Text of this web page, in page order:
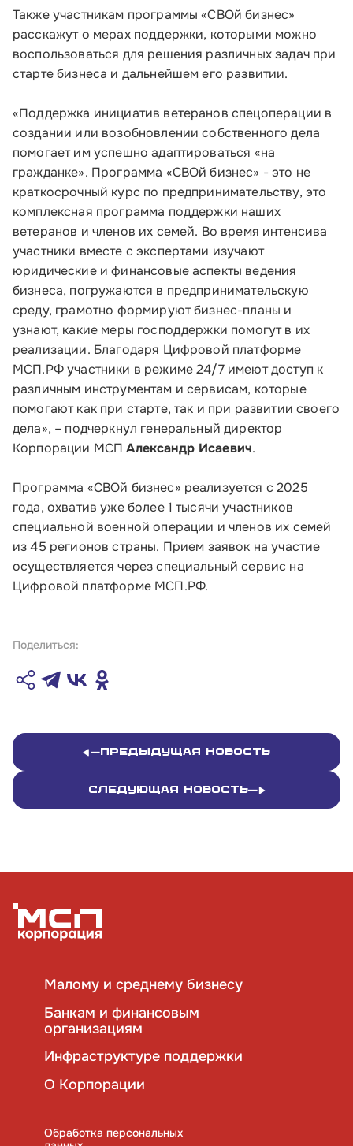
Время работы:
по будням с 10:00 до 19:00
Почтовый адрес:
стр.1
Обратиться в Корпорацию
Также участникам программы «СВОй бизнес»
расскажут о мерах поддержки, которыми можно
воспользоваться для решения различных задач при
старте бизнеса и дальнейшем его развитии.
«Поддержка инициатив ветеранов спецоперации в
создании или возобновлении собственного дела
помогает им успешно адаптироваться «на
гражданке». Программа «СВОй бизнес» - это не
краткосрочный курс по предпринимательству, это
комплексная программа поддержки наших
ветеранов и членов их семей. Во время интенсива
участники вместе с экспертами изучают
юридические и финансовые аспекты ведения
бизнеса, погружаются в предпринимательскую
среду, грамотно формируют бизнес-планы и
узнают, какие меры господдержки помогут в их
реализации. Благодаря Цифровой платформе
МСП.РФ участники в режиме 24/7 имеют доступ к
различным инструментам и сервисам, которые
помогают как при старте, так и при развитии своего
дела», – подчеркнул генеральный директор
Корпорации МСПАлександр Исаевич.
Программа «СВОй бизнес» реализуется с 2025
года, охватив уже более 1 тысячи участников
специальной военной операции и членов их семей
из 45 регионов страны. Прием заявок на участие
осуществляется через специальный сервис на
Цифровой платформе МСП.РФ.
Поделиться:
Предыдущая новость
Следующая новость
Малому и среднему бизнесу
Банкам и финансовым
организациям
Инфраструктуре поддержки
О Корпорации
Обработка персональных